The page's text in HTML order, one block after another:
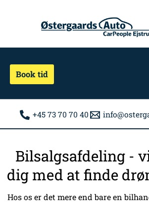
Book tid
+45 73 70 70 40
Bilsalgsafdeling -
dig med at finde
Hos os er det mere end bare en